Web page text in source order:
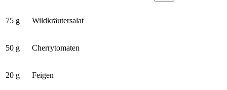
75 g Wildkräutersalat
50 g Cherrytomaten
20 g Feigen